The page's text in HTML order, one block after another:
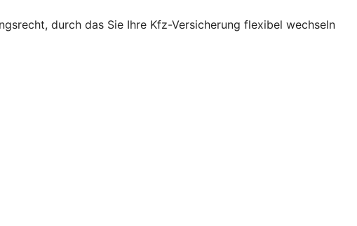
durch das Sie Ihre Kfz-Versicherung flexibel wechseln